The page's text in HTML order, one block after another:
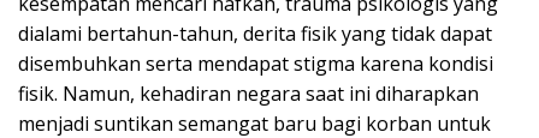
dialami bertahun-tahun, derita fisik yang tidak dapat
disembuhkan serta mendapat stigma karena kondisi
fisik. Namun, kehadiran negara saat ini diharapkan
menjadi suntikan semangat baru bagi korban untuk